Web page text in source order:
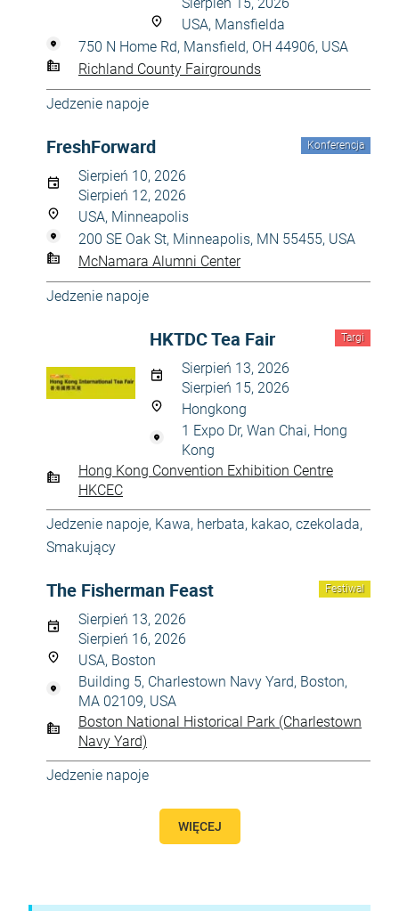
USA, Mansfielda
750 N Home Rd, Mansfield, OH 44906, USA
Richland County Fairgrounds
Jedzenie napoje
Konferencja
FreshForward
Sierpień 10, 2026
Sierpień 12, 2026
USA, Minneapolis
200 SE Oak St, Minneapolis, MN 55455, USA
McNamara Alumni Center
Jedzenie napoje
Targi
HKTDC Tea Fair
Sierpień 13, 2026
Sierpień 15, 2026
Hongkong
1 Expo Dr, Wan Chai, Hong
Kong
Hong Kong Convention Exhibition Centre
HKCEC
Jedzenie napoje, Kawa, herbata, kakao, czekolada,
Smakujący
Festiwal
The Fisherman Feast
Sierpień 13, 2026
Sierpień 16, 2026
USA, Boston
Building 5, Charlestown Navy Yard, Boston,
MA 02109, USA
Boston National Historical Park (Charlestown
Navy Yard)
Jedzenie napoje
WIĘCEJ